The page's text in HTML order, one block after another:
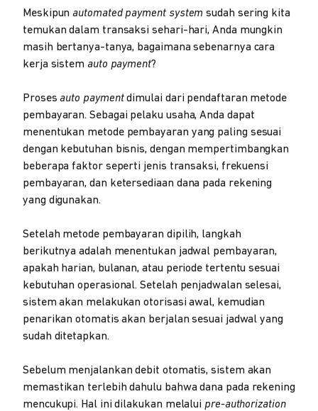
Meskipunautomated payment system sudah sering kita
temukan dalam transaksi sehari-hari, Anda mungkin
masih bertanya-tanya, bagaimana sebenarnya cara
kerja sistem auto payment?
Prosesauto paymentdimulai dari pendaftaran metode
pembayaran. Sebagai pelaku usaha, Anda dapat
menentukan metode pembayaran yang paling sesuai
dengan kebutuhan bisnis, dengan mempertimbangkan
beberapa faktor seperti jenis transaksi, frekuensi
pembayaran, dan ketersediaan dana pada rekening
yang digunakan.
Setelah metode pembayaran dipilih, langkah
berikutnya adalah menentukan jadwal pembayaran,
apakah harian, bulanan, atau periode tertentu sesuai
kebutuhan operasional. Setelah penjadwalan selesai,
sistem akan melakukan otorisasi awal, kemudian
penarikan otomatis akan berjalan sesuai jadwal yang
sudah ditetapkan.
Sebelum menjalankan debit otomatis, sistem akan
memastikan terlebih dahulu bahwa dana pada rekening
mencukupi. Hal ini dilakukan melalui pre-authorization